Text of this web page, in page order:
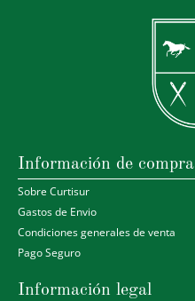
Información de compra
Sobre Curtisur
Gastos de Envio
Condiciones generales de venta
Pago Seguro
Información legal